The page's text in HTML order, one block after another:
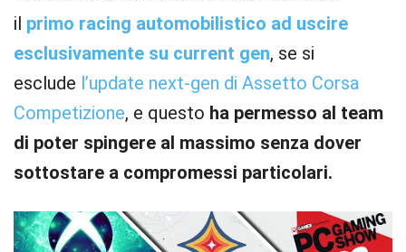
il primo racing automobilistico ad uscire
esclusivamente su current gen, se si
esclude l’update next-gen di Assetto Corsa
Competizione, e questo ha permesso al team
di poter spingere al massimo senza dover
sottostare a compromessi particolari.